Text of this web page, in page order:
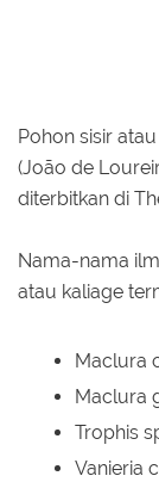
Pohon sisir
(João de
diterbitkan di
Nama-nama
atau kaliage
Maclura
Maclura
Trophis
Vanieria